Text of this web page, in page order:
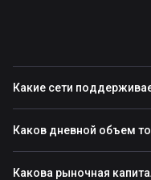
Какие сети
Каков дневной объем
Какова рыночная